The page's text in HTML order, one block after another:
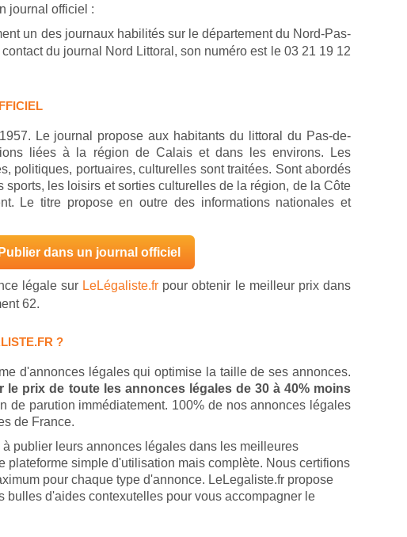
journal officiel :
un des journaux habilités sur le département du Nord-Pas-
du journal Nord Littoral, son numéro est le 03 21 19 12
Le journal propose aux habitants du littoral du Pas-de-
liées à la région de Calais et dans les environs. Les
politiques, portuaires, culturelles sont traitées. Sont abordés
sports, les loisirs et sorties culturelles de la région, de la Côte
Le titre propose en outre des informations nationales et
Publier dans un journal officiel
légale sur LeLégaliste.fr pour obtenir le meilleur prix dans
62.
?
d'annonces légales qui optimise la taille de ses annonces.
le prix de toute les annonces légales de 30 à 40% moins
de parution immédiatement. 100% de nos annonces légales
de France.
publier leurs annonces légales dans les meilleures
plateforme simple d'utilisation mais complète. Nous certifions
pour chaque type d'annonce. LeLegaliste.fr propose
bulles d'aides contexutelles pour vous accompagner le